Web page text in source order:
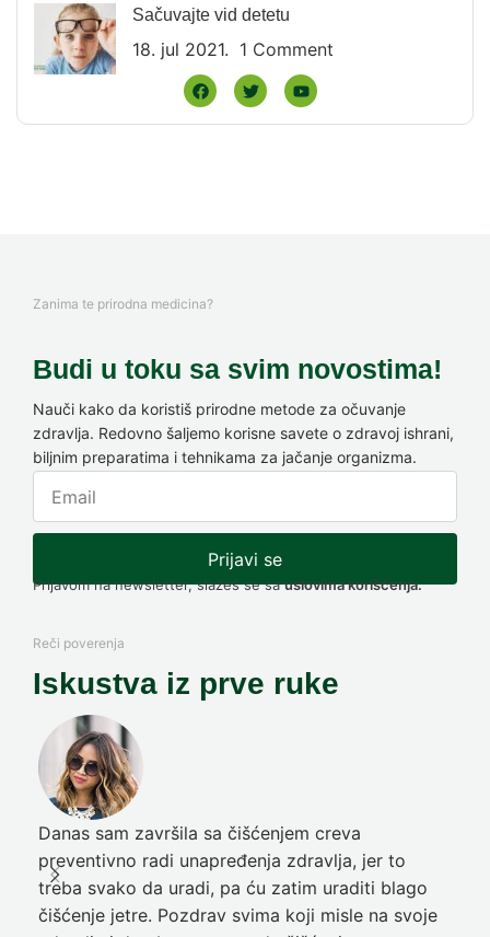
Sačuvajte vid detetu
18. jul 2021. 1 Comment
Zanima te prirodna medicina?
Budi u toku sa svim novostima!
Nauči kako da koristiš prirodne metode za očuvanje
zdravlja. Redovno šaljemo korisne savete o zdravoj ishrani,
biljnim preparatima i tehnikama za jačanje organizma.
Prijavi se
Prijavom na newsletter, slažeš se sauslovima korišćenja.
Reči poverenja
Iskustva iz prve ruke
Danas sam završila sa čišćenjem creva
preventivno radi unapređenja zdravlja, jer to
treba svako da uradi, pa ću zatim uraditi blago
čišćenje jetre. Pozdrav svima koji misle na svoje